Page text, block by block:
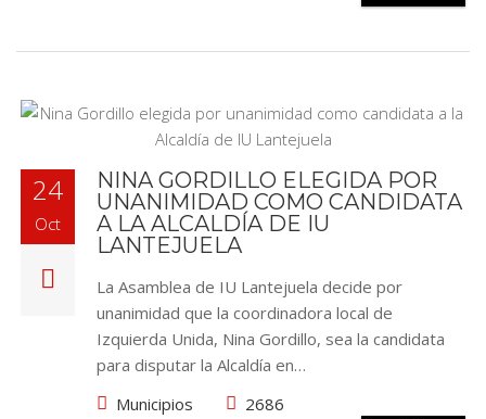
24
Oct
NINA GORDILLO ELEGIDA POR
UNANIMIDAD COMO CANDIDATA
A LA ALCALDÍA DE IU
LANTEJUELA
La Asamblea de IU Lantejuela decide por
unanimidad que la coordinadora local de
Izquierda Unida, Nina Gordillo, sea la candidata
para disputar la Alcaldía en…
Municipios
2686